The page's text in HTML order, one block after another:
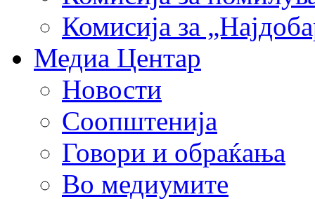
Комисија за
Медиа Центар
Новости
Соопштенија
Говори и обраќања
Во медиумите